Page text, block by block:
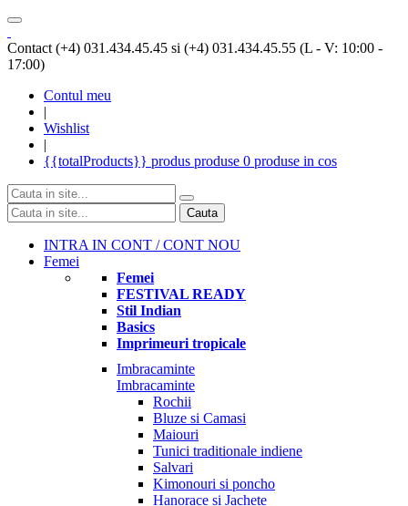
Contact (+4) 031.434.45.45 si (+4) 031.434.45.55 (L - V: 10:00 -
17:00)
Contul meu
|
Wishlist
|
{{totalProducts}} produs produse 0 produse in cos
Cauta
INTRA IN CONT / CONT NOU
Femei
Femei
FESTIVAL READY
Stil Indian
Basics
Imprimeuri tropicale
Imbracaminte
Imbracaminte
Rochii
Bluze si Camasi
Maiouri
Tunici traditionale indiene
Salvari
Kimonouri si poncho
Hanorace si Jachete